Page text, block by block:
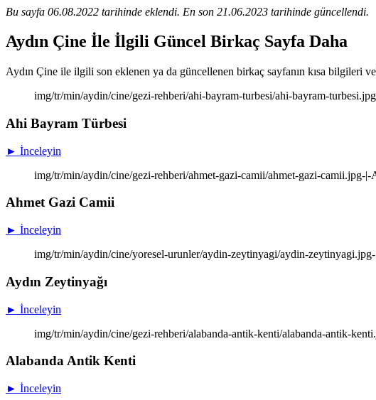
Bu sayfa 06.08.2022 tarihinde eklendi. En son 21.06.2023 tarihinde güncellendi.
Aydın Çine İle İlgili Güncel Birkaç Sayfa Daha
Aydın Çine ile ilgili son eklenen ya da güncellenen birkaç sayfanın kısa bilgileri
img/tr/min/aydin/cine/gezi-rehberi/ahi-bayram-turbesi/ahi-bayram-
Ahi Bayram Türbesi
► İnceleyin
img/tr/min/aydin/cine/gezi-rehberi/ahmet-gazi-camii/ahmet-gazi-
Ahmet Gazi Camii
► İnceleyin
img/tr/min/aydin/cine/yoresel-urunler/aydin-zeytinyagi/aydin-
Aydın Zeytinyağı
► İnceleyin
img/tr/min/aydin/cine/gezi-rehberi/alabanda-antik-kenti/alabanda-antik-
Alabanda Antik Kenti
► İnceleyin